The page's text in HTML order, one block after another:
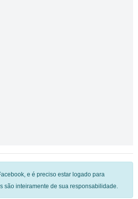
e é preciso estar logado para
são inteiramente de sua responsabilidade.